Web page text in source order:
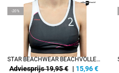
-20%
STAR BEACHWEAR BEACHVOLLEY TOP MET NR. 2
Adviesprijs 19,95 € | 15,96€